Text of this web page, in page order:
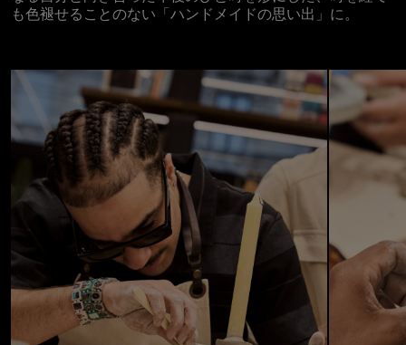
も色褪せることのない「ハンドメイドの思い出」に。